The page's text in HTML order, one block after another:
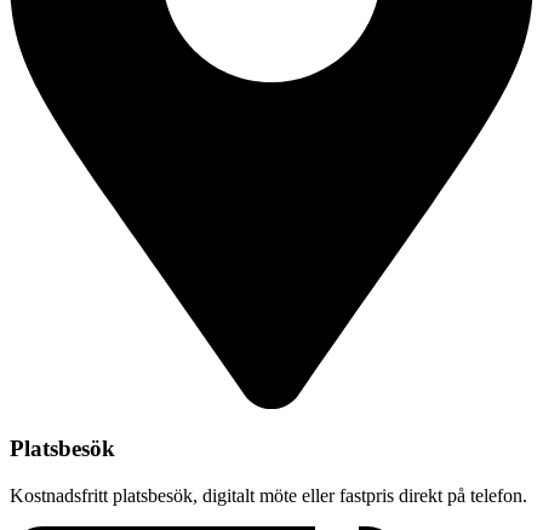
Platsbesök
Kostnadsfritt platsbesök, digitalt möte eller fastpris direkt på telefon.